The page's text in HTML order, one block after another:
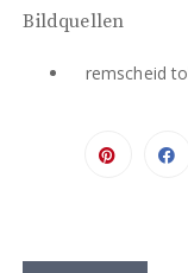
Bildquellen
remscheid